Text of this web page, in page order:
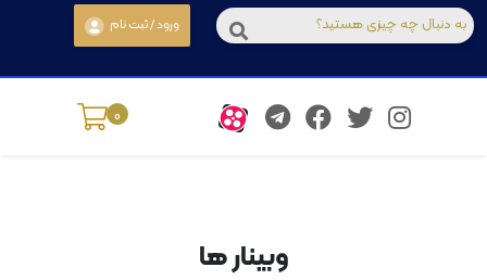
ورود / ثبت نام
0
وبینار ها